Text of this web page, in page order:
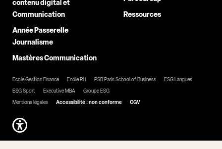
contenu digital et
Communication
Année Passerelle
Journalisme
Mastères Communication
Ressources
Ecole Gestion Finance Ecole RH PSB Paris School of Business
ESG Langues
ESG Sport
Executive MBA
Groupe ESG
Mentions légales
Accessibilité : non conforme CGV